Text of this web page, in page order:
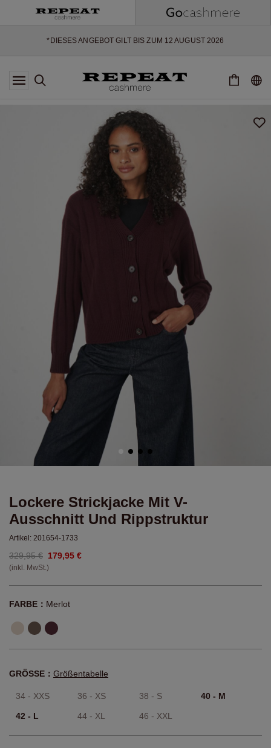
*DIESES ANGEBOT GILT BIS ZUM 12 AUGUST 2026
*GILT NICHT FÜR LIMITED EDITION
*AUSNAHMEN SIND MÖGLICH
WEICHE NEUE STYLES & FRISCHE FARBEN FÜR DIE KOMMENDE
SAISON
EXTRA 10% OFF SALE
Lockere Strickjacke Mit V-
Ausschnitt Und Rippstruktur
Artikel: 201654-1733
329,95 € 179,95 €
(inkl. MwSt.)
FARBE： Merlot
GRÖSSE： Größentabelle
34 - XXS 36 - XS 38 - S 40 - M
42 - L 44 - XL 46 - XXL